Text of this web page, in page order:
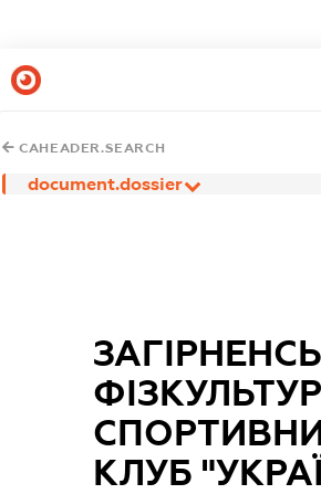
CAHEADER.SEARCH
document.dossier
КЛУБ